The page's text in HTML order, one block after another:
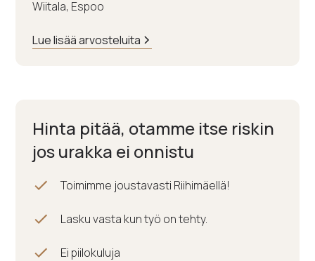
Wiitala, Espoo
Lue lisää arvosteluita
Hinta pitää, otamme itse riskin
jos urakka ei onnistu
Toimimme joustavasti Riihimäellä!
Lasku vasta kun työ on tehty.
Ei piilokuluja